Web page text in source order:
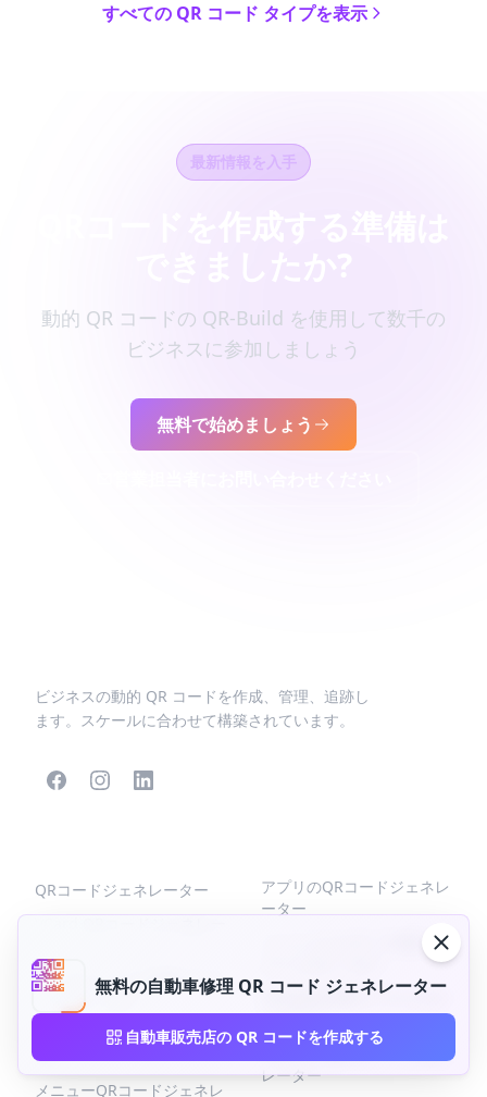
すべての QR コード タイプを表示
無料の自動車修理 QR コード ジェネレーター
自動車販売店の QR コードを作成する
最新情報を入手
動的 QR コードの QR-Build を使用して数千の
ビジネスに参加しましょう
無料で始めましょう
ビジネスの動的 QR コードを作成、管理、追跡し
ます。スケールに合わせて構築されています。
QRコードジェネレーター
ビジネスページのQRコード
ジェネレーター
リンクQRコードジェネレー
ター
メニューQRコードジェネレ
アプリのQRコードジェネレ
ーター
ソーシャルメディアQRコー
Facebook QRコードジェネ
レーター
テキスト QR コード ジェネ
レーター